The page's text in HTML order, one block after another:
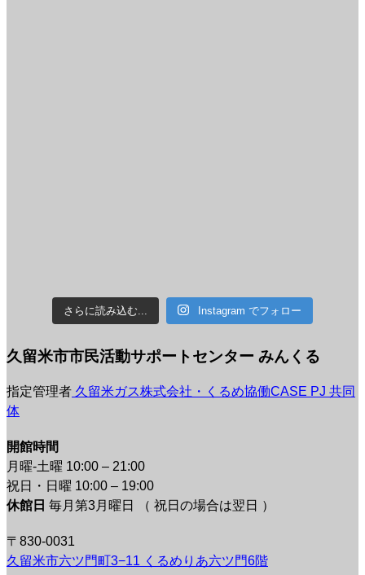
さらに読み込む... Instagram でフォロー
久留米市市民活動サポートセンター みんくる
指定管理者 久留米ガス株式会社・くるめ協働CASE PJ 共同
体
開館時間
月曜-土曜 10:00 – 21:00
祝日・日曜 10:00 – 19:00
休館日 毎月第3月曜日 （ 祝日の場合は翌日 ）
〒830-0031
久留米市六ツ門町3−11 くるめりあ六ツ門6階